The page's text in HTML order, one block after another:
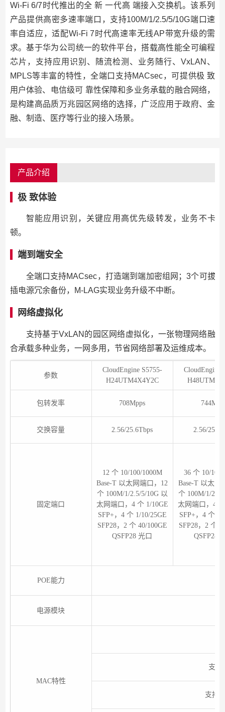
Wi-Fi 6/7时代推出的全 新 一代高 端接入交换机。该系列
产品提供高密多速率端口，支持100M/1/2.5/5/10G端口速
率自适应，适配Wi-Fi 7时代高速率无线AP带宽升级的需
求。基于华为公司统一的软件平台，搭载高性能全可编程
芯片，支持应用识别、随流检测、业务随行、VxLAN、
MPLS等丰富的特性，全端口支持MACsec，可提供极 致
用户体验、电信级可 靠性保障和多业务承载的融合网络，
是构建高品质万兆园区网络的选择，广泛应用于政府、金
融、制造、医疗等行业的接入场景。
产品介绍
极 致体验
智能应用识别，关键应用高优先级转发，业务不卡
顿。
端到端安全
全端口支持MACsec，打造端到端加密组网；3个可拔
插电源冗余备份，M-LAG实现业务升级不中断。
网络虚拟化
支持基于VxLAN的园区网络虚拟化，一张物理网络融
合承载多种业务，一网多用，节省网络部署及运维成本。
参数
CloudEngine S5755-
H24UTM4X4Y2C
CloudEngine
包转发率 708Mpps
交换容量 2.56/25.6Tbps 2.56/
固定端口
12 个 10/100/1000M
Base-T 以太网端口，12
个 100M/1/2.5/5/10G 以
太网端口，4 个 1/10GE
SFP+，4 个 1/10/25GE
SFP28，2 个 40/100GE
QSFP28 光口
36 个 10/
Base-T 以太网
个 100M/1/2.5/
太网端口，4
SFP+，4 个 1/
SFP28，2 个
QSFP28
POE能力
电源模块
MAC特性
支持
支持